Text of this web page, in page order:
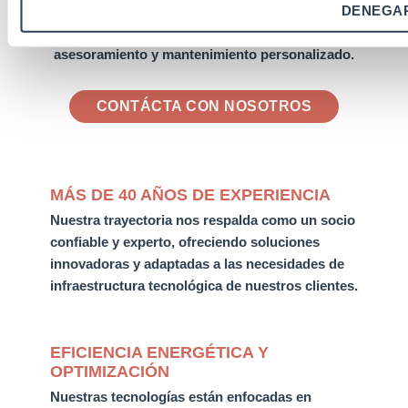
opciones profesionales. Somos fabricantes, lo que nos
permite ofrecer precios ajustados y un servicio de
asesoramiento y mantenimiento personalizado.
CONTÁCTA CON NOSOTROS
MÁS DE 40 AÑOS DE EXPERIENCIA
Nuestra trayectoria nos respalda como un socio
confiable y experto, ofreciendo soluciones
innovadoras y adaptadas a las necesidades de
infraestructura tecnológica de nuestros clientes.
EFICIENCIA ENERGÉTICA Y
OPTIMIZACIÓN
Nuestras tecnologías están enfocadas en